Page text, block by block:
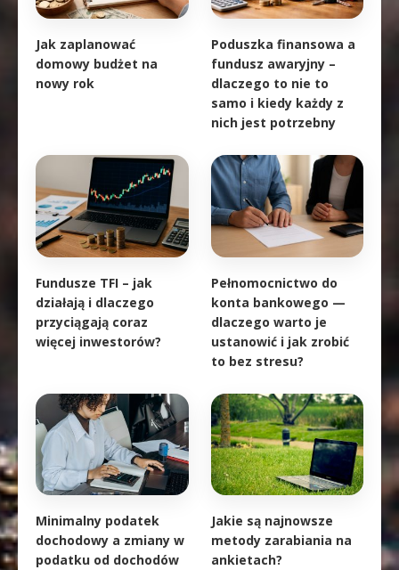
Jak zaplanować
domowy budżet na
nowy rok
Poduszka finansowa a
fundusz awaryjny –
dlaczego to nie to
samo i kiedy każdy z
nich jest potrzebny
Fundusze TFI – jak
działają i dlaczego
przyciągają coraz
więcej inwestorów?
Pełnomocnictwo do
konta bankowego —
dlaczego warto je
ustanowić i jak zrobić
to bez stresu?
Minimalny podatek
dochodowy a zmiany w
podatku od dochodów
Jakie są najnowsze
metody zarabiania na
ankietach?